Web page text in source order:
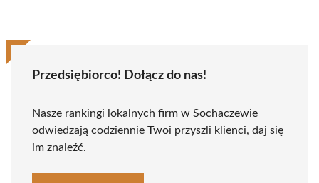
Przedsiębiorco! Dołącz do nas!
Nasze rankingi lokalnych firm w Sochaczewie
odwiedzają codziennie Twoi przyszli klienci, daj się
im znaleźć.